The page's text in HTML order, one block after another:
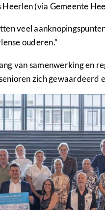
(via Gemeente
veel
ouderen.”
van samenwerking en
zich gewaardeerd